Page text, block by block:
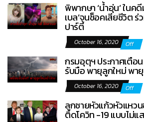
พิพากษา ‘น้ำอุ่น’ ในค
เบล’จนช็อคเสียชีวิต
ปาร์ตี้
October 16, 2020 Off
กรมอุตุฯ ประกาศเตือ
รับมือ พายุลูกใหม่ พา
October 16, 2020 Off
ลูกชายหัวแก้วหัวแหว
ติดโควิท -19 แบบไม่แ